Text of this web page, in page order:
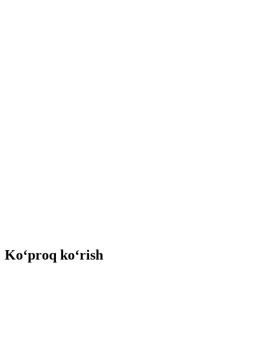
Ko‘proq ko‘rish